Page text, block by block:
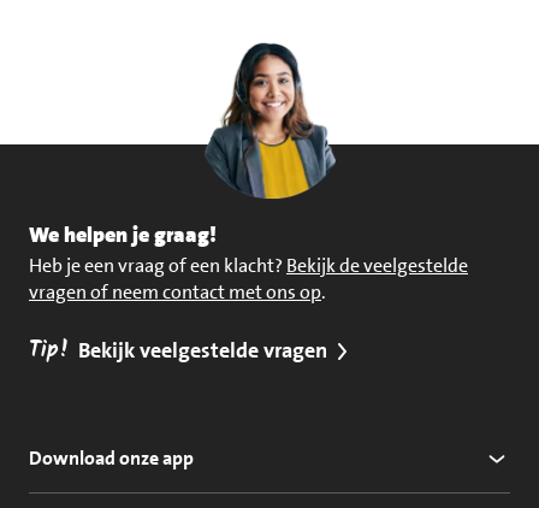
We helpen je graag!
Heb je een vraag of een klacht? Bekijk de veelgestelde
vragen of neem contact met ons op.
Tip! Bekijk veelgestelde vragen
Download onze app